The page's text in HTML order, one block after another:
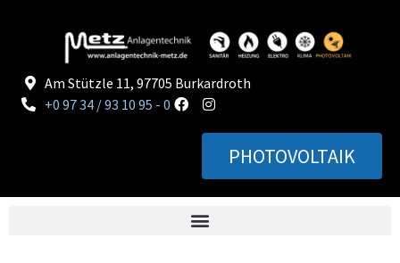
Am Stützle 11, 97705 Burkardroth
+0 97 34 / 93 10 95 - 0
PHOTOVOLTAIK